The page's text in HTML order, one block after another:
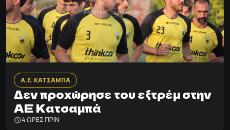
Α.Ε. ΚΑΤΣΑΜΠΑ
Δεν προχώρησε του εξτρέμ στην
ΑΕ Κατσαμπά
4 ΩΡΕΣ ΠΡΙΝ